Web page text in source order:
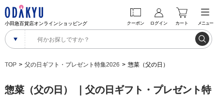
小田急百貨店オンラインショッピング クーポン ログイン カート メニュー
TOP 父の日ギフト・プレゼント特集2026 惣菜（父の日）
惣菜（父の日） ｜父の日ギフト・プレゼント特